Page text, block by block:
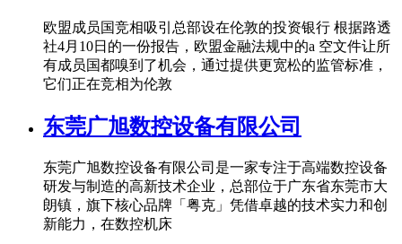
欧盟成员国竞相吸引总部设在伦敦的投资银行 根据路透
社4月10日的一份报告，欧盟金融法规中的a 空文件让所
有成员国都嗅到了机会，通过提供更宽松的监管标准，
它们正在竞相为伦敦
东莞广旭数控设备有限公司
东莞广旭数控设备有限公司是一家专注于高端数控设备
研发与制造的高新技术企业，总部位于广东省东莞市大
朗镇，旗下核心品牌「粤克」凭借卓越的技术实力和创
新能力，在数控机床